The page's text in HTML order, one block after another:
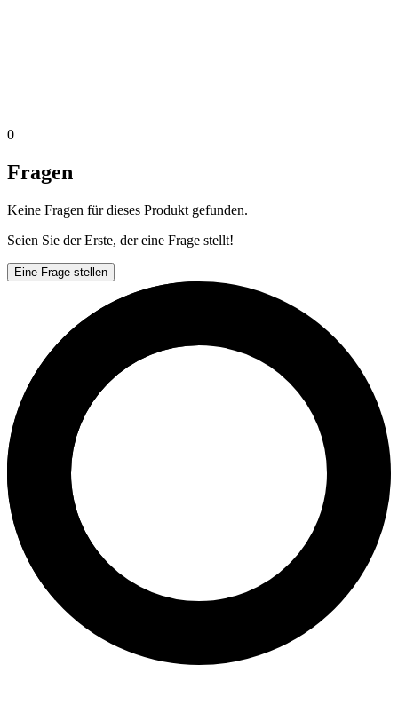
0
Fragen
Keine Fragen für dieses Produkt gefunden.
Seien Sie der Erste, der eine Frage stellt!
Eine Frage stellen